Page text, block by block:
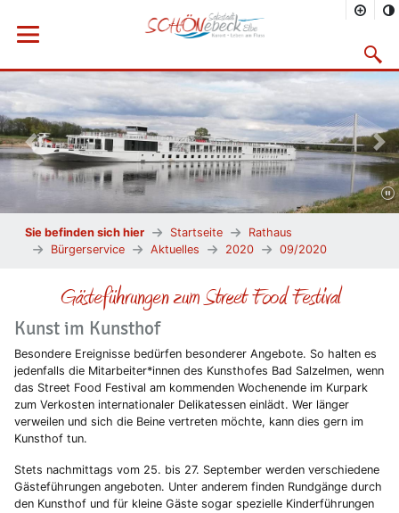
Menü öffnen
Vorheriges Bild
Sie befinden sich hier Startseite
Rathaus
Bürgerservice
Aktuelles 2020 09/2020
Gästeführungen zum Street Food Festival
Kunst im Kunsthof
Besondere Ereignisse bedürfen besonderer Angebote. So halten es
jedenfalls die Mitarbeiter*innen des Kunsthofes Bad Salzelmen, wenn
das Street Food Festival am kommenden Wochenende im Kurpark
zum Verkosten internationaler Delikatessen einlädt. Wer länger
verweilen und sich die Beine vertreten möchte, kann dies gern im
Kunsthof tun.
Stets nachmittags vom 25. bis 27. September werden verschiedene
Gästeführungen angeboten. Unter anderem finden Rundgänge durch
den Kunsthof und für kleine Gäste sogar spezielle Kinderführungen